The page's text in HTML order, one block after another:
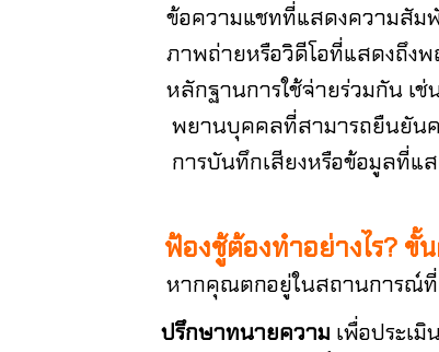
ข้อความแชทที่แสดงความสัมพั
ภาพถ่ายหรือวิดีโอที่แสดงถึงพฤ
หลักฐานการใช้จ่ายร่วมกัน เช่น
พยานบุคคลที่สามารถยืนยันค
การบันทึกเสียงหรือข้อมูลที่แสด
ฟ้องชู้ต้องทำอย่างไร? ขั้
หากคุณตกอยู่ในสถานการณ์ที่คู่ส
ปรึกษาทนายความ เพื่อประเ